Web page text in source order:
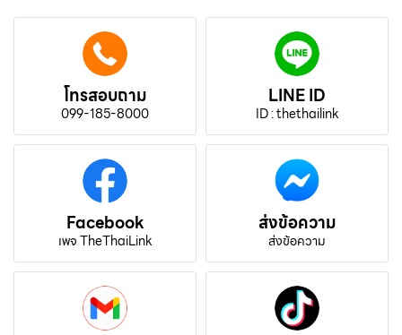
โทรสอบถาม
099-185-8000
LINE ID
ID : thethailink
Facebook
เพจ TheThaiLink
ส่งข้อความ
ส่งข้อความ